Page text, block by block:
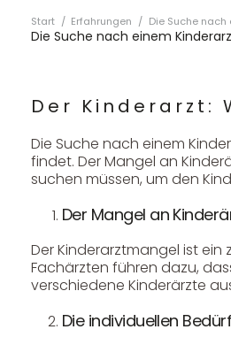
Start / Erfahrungen / Die Suche
Die Suche nach einem
Der Kinderarzt:
Die Suche nach einem
findet. Der Mangel an
suchen müssen, um den
Der Mangel an
Der Kinderarztmangel ist
Fachärzten führen dazu,
verschiedene Kinderärzte
Die individuellen